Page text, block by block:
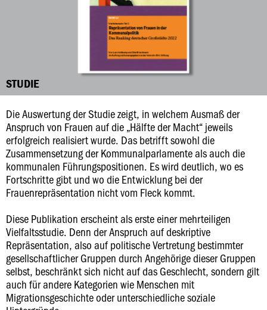
STUDIE
Die Auswertung der Studie zeigt, in welchem Ausmaß der
Anspruch von Frauen auf die „Hälfte der Macht“ jeweils
erfolgreich realisiert wurde. Das betrifft sowohl die
Zusammensetzung der Kommunalparlamente als auch die
kommunalen Führungspositionen. Es wird deutlich, wo es
Fortschritte gibt und wo die Entwicklung bei der
Frauenrepräsentation nicht vom Fleck kommt.
Diese Publikation erscheint als erste einer mehrteiligen
Vielfaltsstudie. Denn der Anspruch auf deskriptive
Repräsentation, also auf politische Vertretung bestimmter
gesellschaftlicher Gruppen durch Angehörige dieser Gruppen
selbst, beschränkt sich nicht auf das Geschlecht, sondern gilt
auch für andere Kategorien wie Menschen mit
Migrationsgeschichte oder unterschiedliche soziale